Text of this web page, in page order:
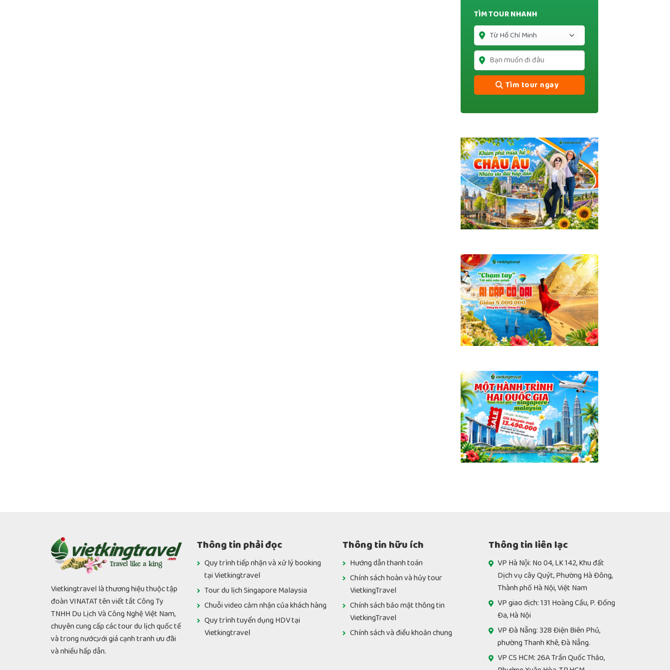
TÌM TOUR NHANH
Tìm tour ngay
Vietkingtravel là thương hiệu thuộc tập
đoàn VINATAT tên viết tắt Công Ty
TNHH Du Lịch Và Công Nghệ Việt Nam,
chuyên cung cấp các tour du lịch quốc tế
và trong nước,với giá cạnh tranh ưu đãi
và nhiều hấp dẫn.
Thông tin phải đọc
Quy trình tiếp nhận và xử lý booking
tại Vietkingtravel
Tour du lịch Singapore Malaysia
Chuỗi video cảm nhận của khách hàng
Quy trình tuyển dụng HDV tại
Vietkingtravel
Thông tin hữu ích
Hướng dẫn thanh toán
Chính sách hoàn và hủy tour
VietkingTravel
Chính sách bảo mật thông tin
VietkingTravel
Chính sách và điều khoản chung
Thông tin liên lạc
VP Hà Nội: No 04, LK 142, Khu đất
Dịch vụ cây Quýt, Phường Hà Đông,
Thành phố Hà Nội, Việt Nam
VP giao dịch: 131 Hoàng Cầu, P. Đống
Đa, Hà Nội
VP Đà Nẵng: 328 Điện Biên Phủ,
phường Thanh Khê, Đà Nẵng.
VP CS HCM: 26A Trần Quốc Thảo,